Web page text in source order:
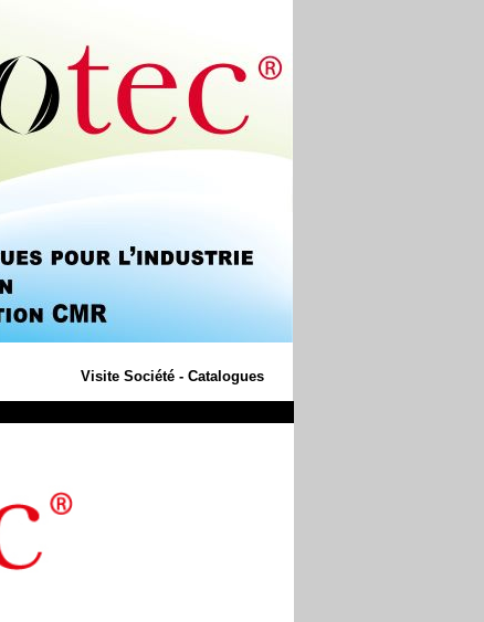
Visite Société - Catalogues